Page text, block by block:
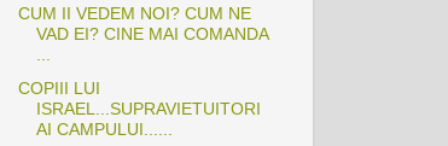
CUM II VEDEM NOI? CUM NE
VAD EI? CINE MAI COMANDA
COPIII LUI
ISRAEL...SUPRAVIETUITORI
AI CAMPULUI......